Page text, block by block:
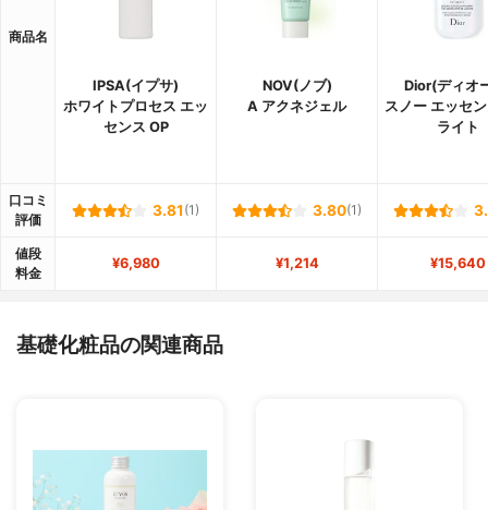
商品名
IPSA(イプサ)
ホワイトプロセス エッ
センス OP
NOV(ノブ)
A アクネジェル
Dior(ディオ
スノー エッセ
ライト
口コミ
評価
3.81 (1) 3.80(1)
値段
料金
¥6,980 ¥1,214 ¥15,640
基礎化粧品の関連商品